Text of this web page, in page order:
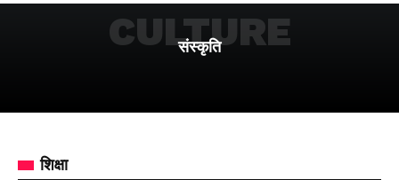
संस्कृति
CULTURE
शिक्षा